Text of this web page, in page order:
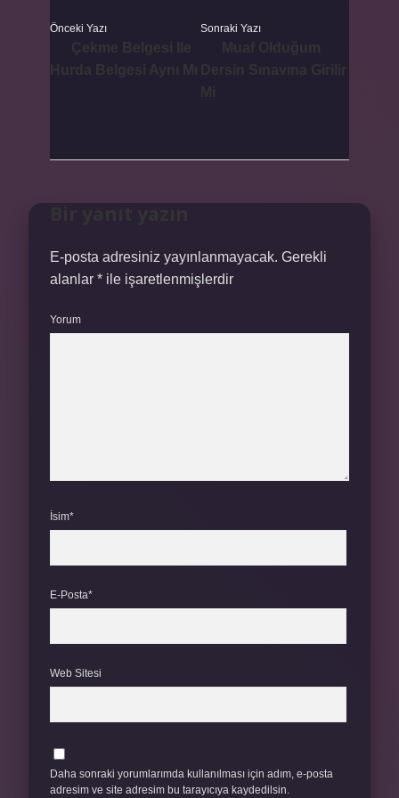
Önceki Yazı Sonraki Yazı
E-posta adresiniz yayınlanmayacak. Gerekli
alanlar * ile işaretlenmişlerdir
Yorum
İsim*
E-Posta*
Web Sitesi
Daha sonraki yorumlarımda kullanılması için adım, e-posta
adresim ve site adresim bu tarayıcıya kaydedilsin.